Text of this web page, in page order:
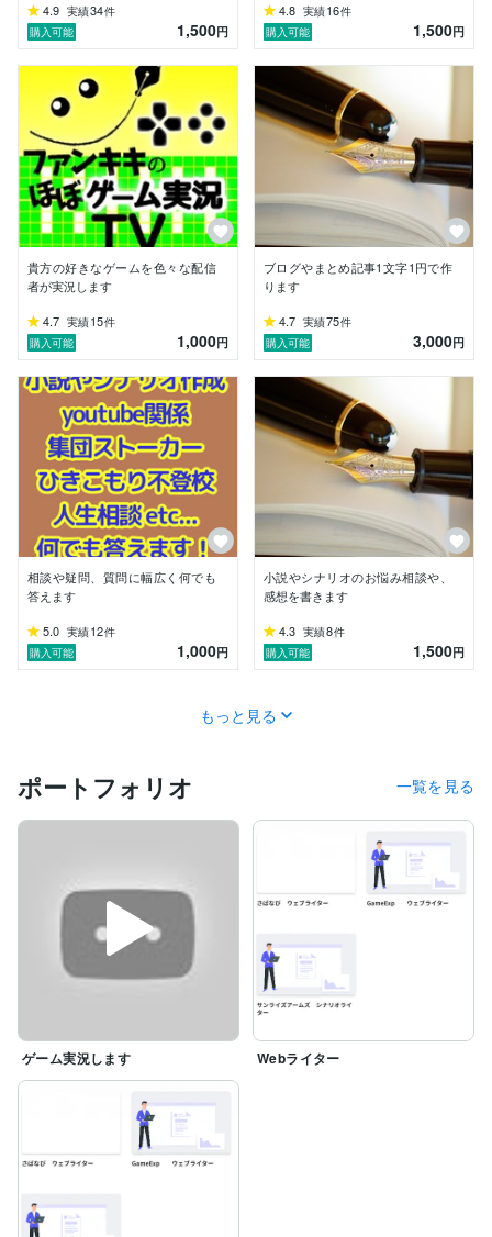
4.9 実績34件
購入可能
1,500円
4.8 実績16件
購入可能
1,500円
貴方の好きなゲームを色々な配信
者が実況します
4.7 実績15件
購入可能
1,000円
ブログやまとめ記事1文字1円で作
ります
4.7 実績75件
購入可能
3,000円
相談や疑問、質問に幅広く何でも
答えます
5.0 実績12件
購入可能
1,000円
小説やシナリオのお悩み相談や、
感想を書きます
4.3 実績8件
購入可能
1,500円
もっと見る
ポートフォリオ 一覧を見る
ゲーム実況します Webライター